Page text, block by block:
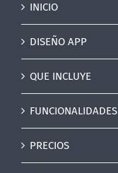
INICIO
DISEÑO APP
QUE INCLUYE
FUNCIONALIDADES
PRECIOS